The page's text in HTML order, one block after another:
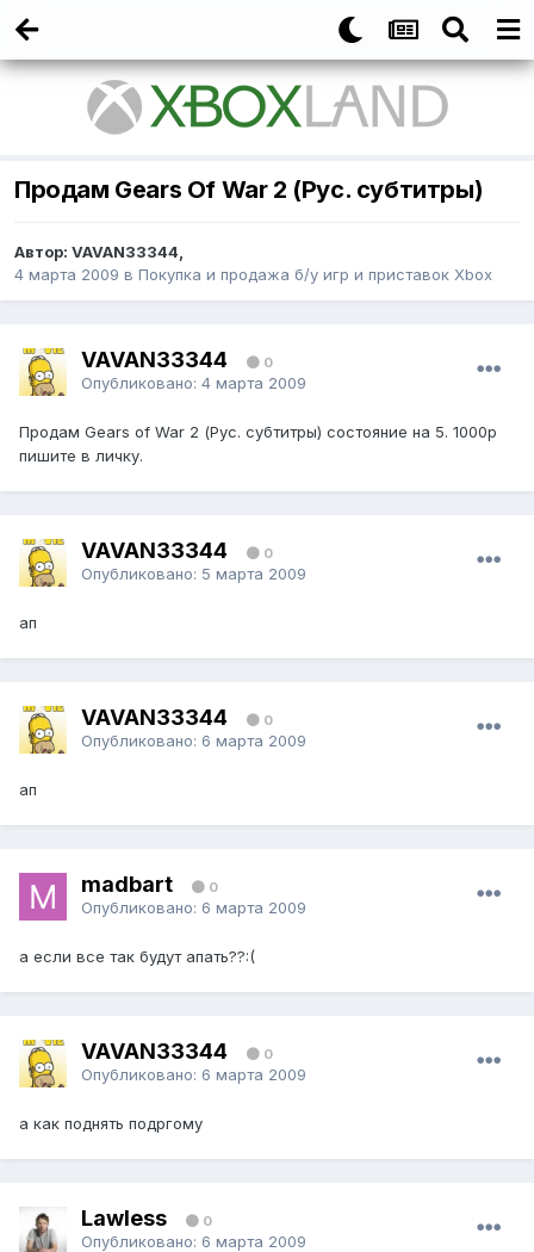
Продам Gears Of War 2 (Рус. субтитры)
Автор: VAVAN33344,
4 марта 2009 в Покупка и продажа б/у игр и приставок Xbox
VAVAN33344 0
Опубликовано: 4 марта 2009
Продам Gears of War 2 (Рус. субтитры) состояние на 5. 1000р
пишите в личку.
VAVAN33344 0
Опубликовано: 5 марта 2009
ап
VAVAN33344 0
Опубликовано: 6 марта 2009
ап
madbart 0
Опубликовано: 6 марта 2009
а если все так будут апать??:(
VAVAN33344 0
Опубликовано: 6 марта 2009
а как поднять подргому
Lawless 0
Опубликовано: 6 марта 2009